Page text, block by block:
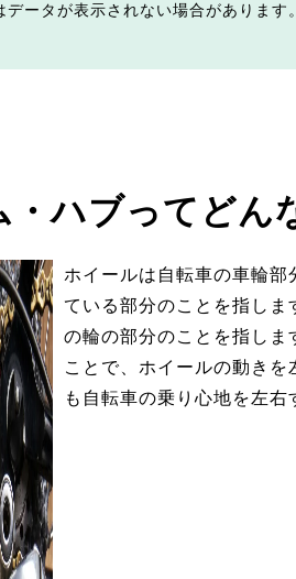
ータが表示されない場合があります。
ハブってどん
ホイールは自転車の車輪部
ている部分のことを指しま
の輪の部分のことを指しま
ことで、ホイールの動き
も自転車の乗り心地を左右